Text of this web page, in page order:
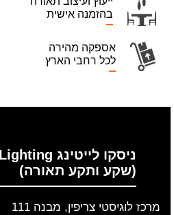
בהזמנה אישית
אספקה מהירה
לכל רחבי הארץ
ניסקו לייטינג Nisko Lighting
(שקע ותקע תאורה)
מרכז לוגיסטי צריפין, מבנה 111